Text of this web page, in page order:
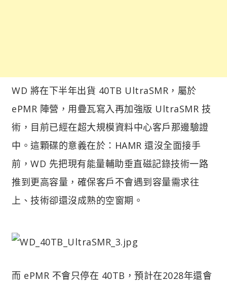
WD 將在下半年出貨 40TB UltraSMR，屬於
ePMR 陣營，用疊瓦寫入再加強版 UltraSMR 技
術，目前已經在超大規模資料中心客戶那邊驗證
中。這顆碟的意義在於：HAMR 還沒全面接手
前，WD 先把現有能量輔助垂直磁記錄技術一路
推到更高容量，確保客戶不會遇到容量需求往
上、技術卻還沒成熟的空窗期。
而 ePMR 不會只停在 40TB，預計在2028年還會